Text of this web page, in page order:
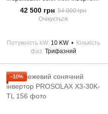
42 500 грн 54 000 грн
Очікується
Потужність kW 10 KW
Кількість
фаз Трифазний
−10%